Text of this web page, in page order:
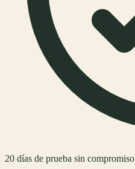
20 días de prueba sin compromiso